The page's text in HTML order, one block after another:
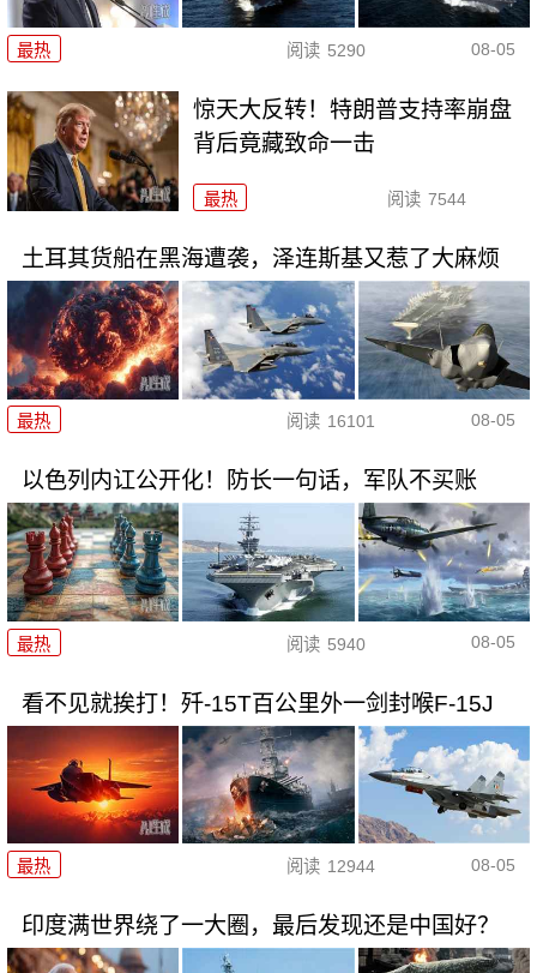
最热 阅读 5290 08-05
惊天大反转！特朗普支持率崩盘
背后竟藏致命一击
最热 阅读 7544
土耳其货船在黑海遭袭，泽连斯基又惹了大麻烦
最热 阅读 16101 08-05
以色列内讧公开化！防长一句话，军队不买账
最热 阅读 5940 08-05
看不见就挨打！歼-15T百公里外一剑封喉F-15J
最热 阅读 12944 08-05
印度满世界绕了一大圈，最后发现还是中国好？